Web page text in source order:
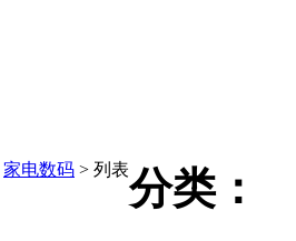
家电数码 > 列表分类：